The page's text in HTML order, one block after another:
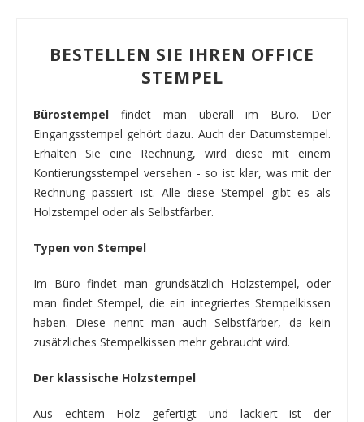
BESTELLEN SIE IHREN OFFICE
STEMPEL
Bürostempel findet man überall im Büro. Der
Eingangsstempel gehört dazu. Auch der Datumstempel.
Erhalten Sie eine Rechnung, wird diese mit einem
Kontierungsstempel versehen - so ist klar, was mit der
Rechnung passiert ist. Alle diese Stempel gibt es als
Holzstempel oder als Selbstfärber.
Typen von Stempel
Im Büro findet man grundsätzlich Holzstempel, oder
man findet Stempel, die ein integriertes Stempelkissen
haben. Diese nennt man auch Selbstfärber, da kein
zusätzliches Stempelkissen mehr gebraucht wird.
Der klassische Holzstempel
Aus echtem Holz gefertigt und lackiert ist der